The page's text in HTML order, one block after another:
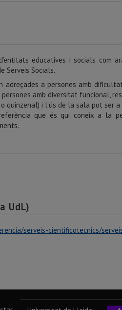
educatives i socials com
Serveis Socials.
adreçades a persones amb
amb diversitat funcional,
quinzenal) i l’ús de la sala pot ser
que és qui coneix a la
UdL)
serveis-cientificotecnics/